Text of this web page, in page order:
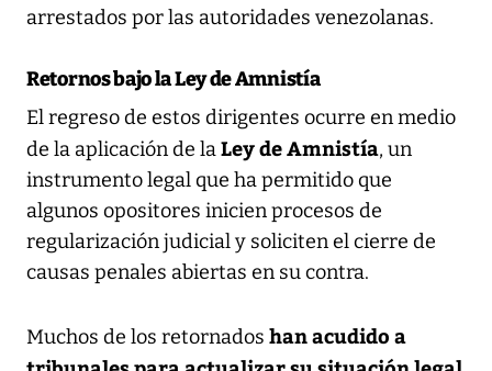
arrestados por las autoridades venezolanas.
Retornos bajo la Ley de Amnistía
El regreso de estos dirigentes ocurre en medio
de la aplicación de laLey de Amnistía, un
instrumento legal que ha permitido que
algunos opositores inicien procesos de
regularización judicial y soliciten el cierre de
causas penales abiertas en su contra.
Muchos de los retornados han acudido a